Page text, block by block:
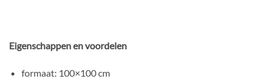
Eigenschappen en voordelen
formaat: 100×100 cm